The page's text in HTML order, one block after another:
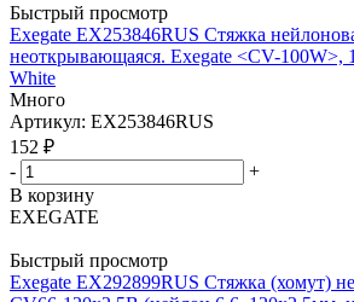
Быстрый просмотр
Exegate EX253846RUS Стяжка
неоткрывающаяся. Exegate <CV-100W>,
White
Много
Артикул: EX253846RUS
152 ₽
-
+
В корзину
EXEGATE
Быстрый просмотр
Exegate EX292899RUS Стяжка (хомут)